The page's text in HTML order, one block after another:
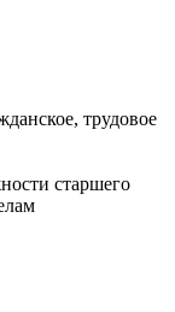
трудовое
старшего